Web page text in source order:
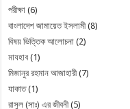
পরীক্ষা (6)
বাংলাদেশ জামায়েত ইসলামী(8)
বিষয় ভিত্তিক আলোচনা (2)
মাযহাব (1)
মিজানুর রহমান আজাহারী(7)
যাকাত(1)
রাসুল (সাঃ) এর জীবনী(5)